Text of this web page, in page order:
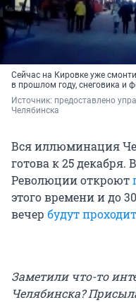
Сейчас на Кировке уже
в прошлом году, снеговика и
Источник: предоставлено
Челябинска
Вся иллюминация
готова к 25 декабря.
Революции откроют
этого времени и до
вечер будут
Заметили что-то
Челябинска?